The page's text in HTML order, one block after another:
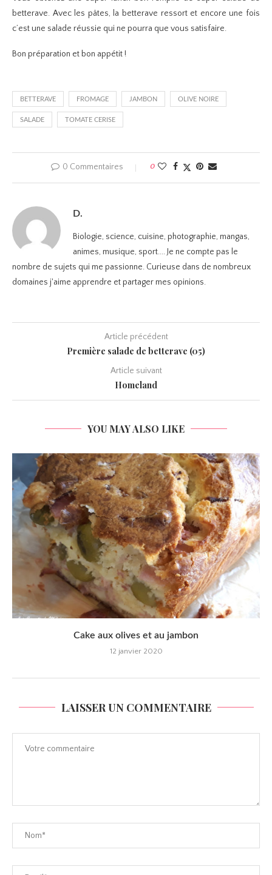
betterave. Avec les pâtes, la betterave ressort et encore une fois
c’est une salade réussie qui ne pourra que vous satisfaire.
Bon préparation et bon appétit !
BETTERAVE FROMAGE JAMBON OLIVE NOIRE
SALADE TOMATE CERISE
0 Commentaires 0
D.
Biologie, science, cuisine, photographie, mangas,
animes, musique, sport.... Je ne compte pas le
nombre de sujets qui me passionne. Curieuse dans de nombreux
domaines j'aime apprendre et partager mes opinions.
Article précédent
Première salade de betterave (05)
Article suivant
Homeland
YOU MAY ALSO LIKE
Cake aux olives et au jambon
12 janvier 2020
LAISSER UN COMMENTAIRE